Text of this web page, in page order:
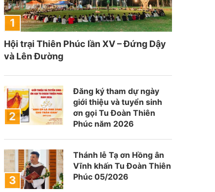
Hội trại Thiên Phúc lần XV – Đứng Dậy
và Lên Đường
Đăng ký tham dự ngày
giới thiệu và tuyển sinh
ơn gọi Tu Đoàn Thiên
Phúc năm 2026
Thánh lễ Tạ ơn Hồng ân
Vĩnh khấn Tu Đoàn Thiên
Phúc 05/2026